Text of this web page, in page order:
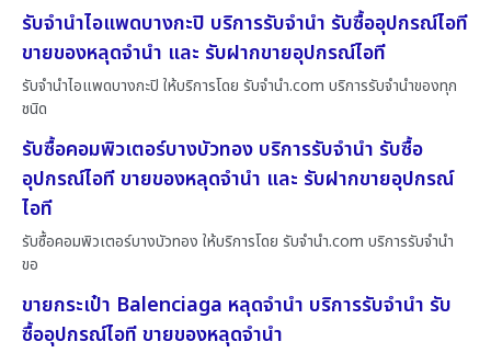
รับจำนำไอแพดบางกะปิ บริการรับจำนำ รับซื้ออุปกรณ์ไอที
ขายของหลุดจำนำ และ รับฝากขายอุปกรณ์ไอที
รับจำนำไอแพดบางกะปิ ให้บริการโดย รับจํานํา.com บริการรับจำนำของทุก
ชนิด
รับซื้อคอมพิวเตอร์บางบัวทอง บริการรับจำนำ รับซื้อ
อุปกรณ์ไอที ขายของหลุดจำนำ และ รับฝากขายอุปกรณ์
ไอที
รับซื้อคอมพิวเตอร์บางบัวทอง ให้บริการโดย รับจํานํา.com บริการรับจำนำ
ขอ
ขายกระเป๋า Balenciaga หลุดจำนำ บริการรับจำนำ รับ
ซื้ออุปกรณ์ไอที ขายของหลุดจำนำ